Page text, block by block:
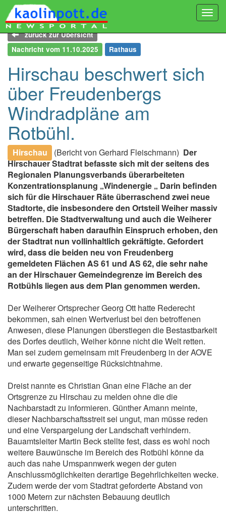
zurück zur Übersicht
Nachricht vom 11.10.2025
Rathaus
Hirschau beschwert sich
über Freudenbergs
Windradpläne am
Rotbühl.
Hirschau (Bericht von Gerhard Fleischmann) Der
Hirschauer Stadtrat befasste sich mit der seitens des
Regionalen Planungsverbands überarbeiteten
Konzentrationsplanung „Windenergie „ Darin befinden
sich für die Hirschauer Räte überraschend zwei neue
Stadtorte, die insbesondere den Ortsteil Weiher massiv
betreffen. Die Stadtverwaltung und auch die Weiherer
Bürgerschaft haben daraufhin Einspruch erhoben, den
der Stadtrat nun vollinhaltlich gekräftigte. Gefordert
wird, dass die beiden neu von Freudenberg
gemeldeten Flächen AS 61 und AS 62, die sehr nahe
an der Hirschauer Gemeindegrenze im Bereich des
Rotbühls liegen aus dem Plan genommen werden.
Der Weiherer Ortsprecher Georg Ott hatte Rederecht
bekommen, sah einen Wertverlust bei den betroffenen
Anwesen, diese Planungen überstiegen die Bestastbarkeit
des Dorfes deutlich, Weiher könne nicht die Welt retten.
Man sei zudem gemeinsam mit Freudenberg in der AOVE
und erwarte gegenseitige Rücksichtnahme.
Dreist nannte es Christian Gnan eine Fläche an der
Ortsgrenze zu Hirschau zu melden ohne die die
Nachbarstadt zu informieren. Günther Amann meinte,
dieser Nachbarschaftsstreit sei ungut, man müsse reden
und eine Verspargelung der Landschaft verhindern.
Bauamtsleiter Martin Beck stellte fest, dass es wohl noch
weitere Bauwünsche im Bereich des Rotbühl könne da
auch das nahe Umspannwerk wegen der guten
Anschlussmöglichkeiten derartige Begehrlichkeiten wecke.
Zudem werde der vom Stadtrat geforderte Abstand von
1000 Metern zur nächsten Bebauung deutlich
unterschritten.